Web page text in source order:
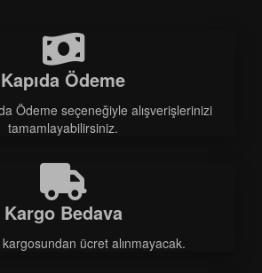
Kapıda Ödeme
Ödeme seçeneğiyle alışverişlerinizi
tamamlayabilirsiniz.
Kargo Bedava
ücret alınmayacak.